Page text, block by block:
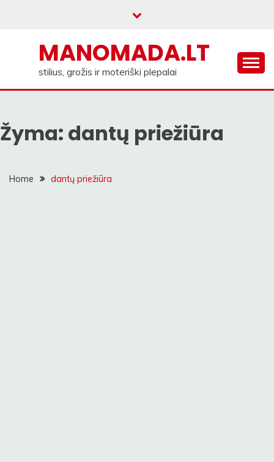
MANOMADA.LT
stilius, grožis ir moteriški plepalai
Žyma: dantų priežiūra
Home dantų priežiūra